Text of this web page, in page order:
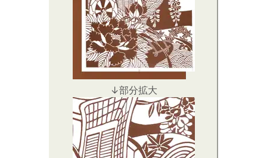
↓部分拡大